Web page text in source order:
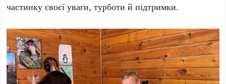
частинку своєї уваги, турботи й підтримки.